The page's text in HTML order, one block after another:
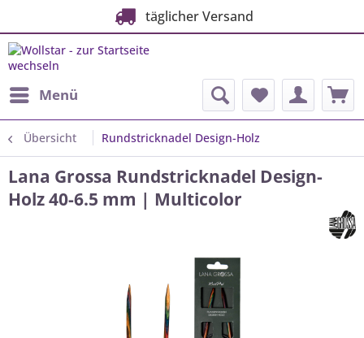
täglicher Versand
Menü
Übersicht Rundstricknadel Design-Holz
Lana Grossa Rundstricknadel Design-
Holz 40-6.5 mm | Multicolor